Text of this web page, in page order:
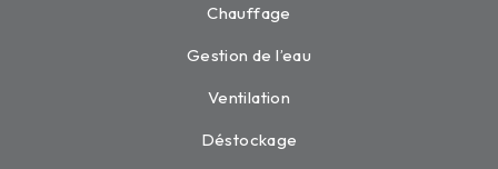
Chauffage
Gestion de l’eau
Ventilation
Déstockage